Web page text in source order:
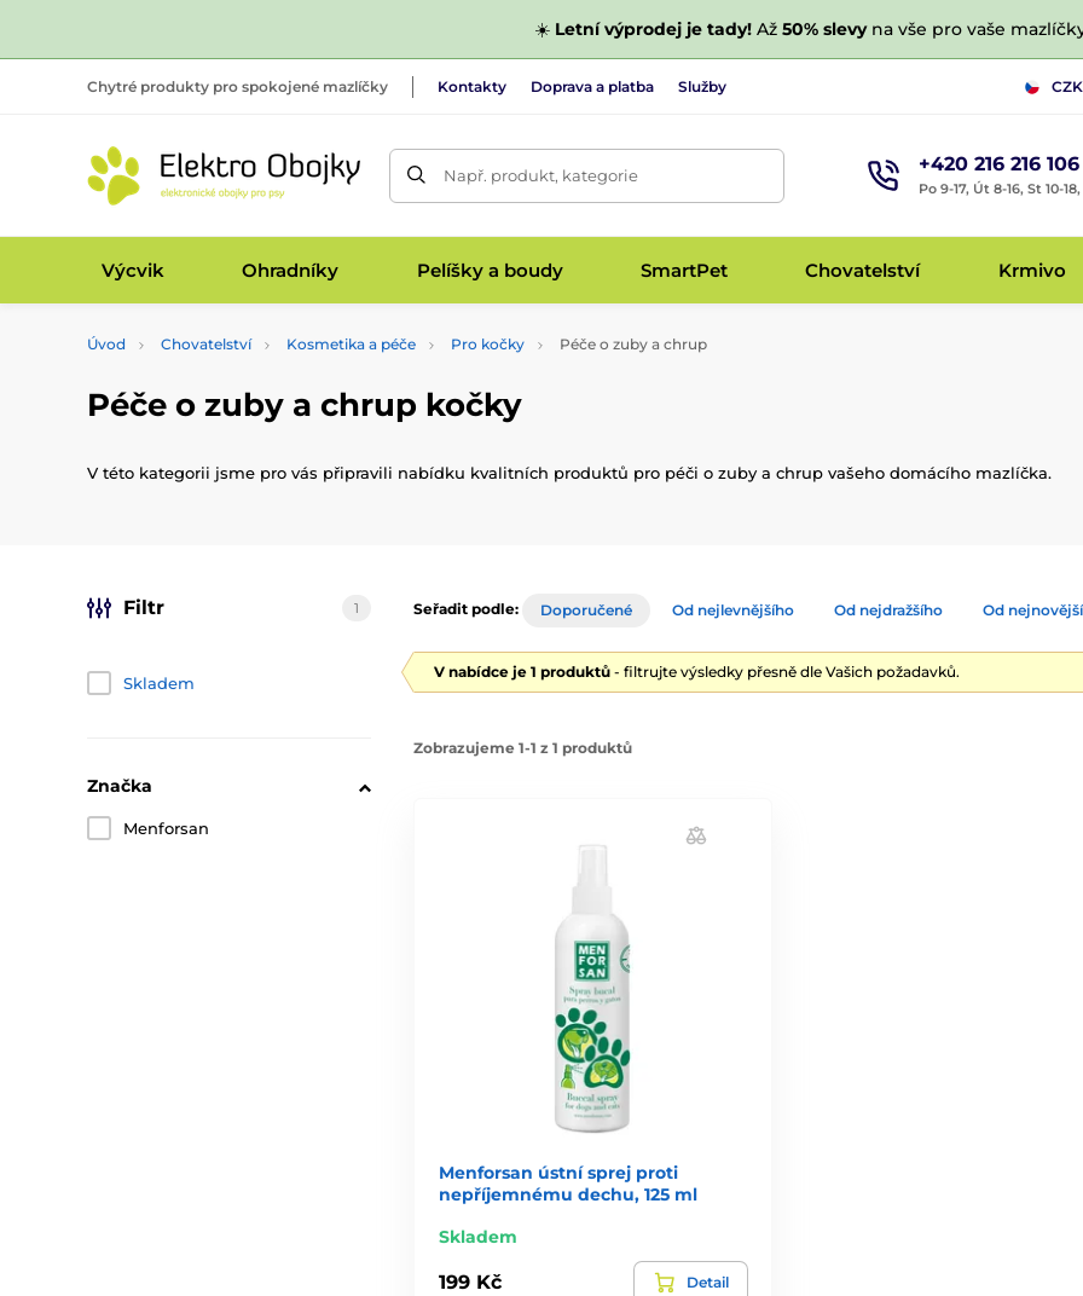
☀️ Letní výprodej je tady!Až 50% slevyna vše pro vaše
Chytré produkty pro spokojené mazlíčky Kontakty Doprava a platba Služby CZK
Např. produkt, kategorie +420 216 216 106
Po 9-17, Út 8-16, St 10-
Výcvik Ohradníky Pelíšky a boudy SmartPet Chovatelství Krmivo
Úvod Chovatelství Kosmetika a péče Pro kočky Péče o zuby a chrup
Péče o zuby a chrup kočky
V této kategorii jsme pro vás připravili nabídku kvalitních produktů pro péči o zuby a chrup vašeho domácího mazlíčka.
Filtr 1
Skladem
Značka
Menforsan
Seřadit podle: Doporučené Od nejlevnějšího Od nejdražšího Od
V nabídce je 1 produktů - filtrujte výsledky přesně dle Vašich požadavků.
Zobrazujeme 1-1 z 1 produktů
Menforsan ústní sprej proti
nepříjemnému dechu, 125 ml
Skladem
199 Kč Detail